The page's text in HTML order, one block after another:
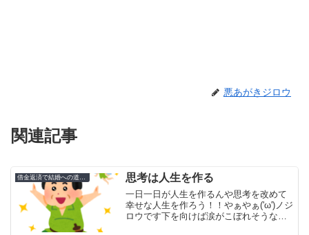
悪あがきジロウ
関連記事
借金返済で結婚への道のり 思考は人生を作る
一日一日が人生を作るんや思考を改めて
幸せな人生を作ろう！！やぁやぁ('ω')ノジ
ロウです下を向けば涙がこぼれそうな人